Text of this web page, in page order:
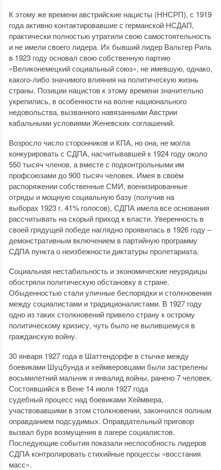
К этому же времени австрийские нацисты (ННСРП), с 1919
года активно контактировавшие с германской НСДАП,
практически полностью утратили свою самостоятельность
и не имели своего лидера. Их бывший лидер Вальтер Риль
в 1923 году основал свою собственную партию
«Великонемецкий социальный союз», не имевшую, однако,
какого-либо значимого влияния на политическую жизнь
страны. Позиции нацистов к этому времени значительно
укрепились, в особенности на волне национального
недовольства, вызванного навязанными Австрии
кабальными условиями Женевских соглашений.
Возросло число сторонников и КПА, но она, не могла
конкурировать с СДПА, насчитывавшей к 1924 году около
550 тысяч членов, а вместе с подконтрольными им
профсоюзами до 900 тысяч человек. Имея в своём
распоряжении собственные СМИ, военизированные
отряды и мощную социальную базу (получив на
выборах 1923 г. 41% голосов), СДПА имела все основания
рассчитывать на скорый приход к власти. Уверенность в
своей грядущей победе наглядно проявилась в 1926 году –
демонстративным включением в партийную программу
СДПА пункта о неизбежности диктатуры пролетариата.
Социальная нестабильность и экономические неурядицы
обостряли политическую обстановку в стране.
Обыденностью стали уличные беспорядки и столкновения
между социалистами и традиционалистами. В 1927 году
одно из таких столкновений привело страну к острому
политическому кризису, чуть было не вылившемуся в
гражданскую войну.
30 января 1927 года в Шаттендорфе в стычке между
боевиками Шуцбунда и хеймверовцами были застрелены
восьмилетний мальчик и инвалид войны, ранено 7 человек.
Состоявшийся в Вене 14 июля 1927 года
судебный процесс над боевиками Хеймвера,
участвовавшими в этом столкновении, закончился полным
оправданием подсудимых. Оправдательный приговор
вызвал буря возмущения в лагере социалистов.
Последующие события показали неспособность лидеров
СДПА контролировать стихийные процессы «восстания
масс».